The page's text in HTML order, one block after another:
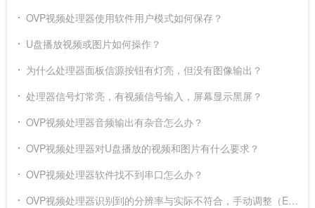
OVP视频处理器使用软件用户模式如何保存？
U盘播放视频或图片如何操作？
为什么处理器面板信源按钮有灯亮，但没有图像输出？
处理器信号灯常亮，有视频信号输入，屏幕显示黑屏？
OVP视频处理器音频输出有杂音怎么办？
OVP视频处理器对U盘播放的视频和图片有什么要求？
OVP视频处理器软件找不到串口怎么办？
OVP视频处理器识别到的分辨率与实际不符合，手动调整（EDID）也无法更改，是否有影响？